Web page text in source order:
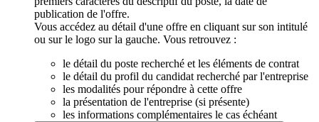
publication de l'offre.
Vous accédez au détail d'une offre en cliquant sur son intitulé
ou sur le logo sur la gauche. Vous retrouvez :
le détail du poste recherché et les éléments de contrat
le détail du profil du candidat recherché par l'entreprise
les modalités pour répondre à cette offre
la présentation de l'entreprise (si présente)
les informations complémentaires le cas échéant